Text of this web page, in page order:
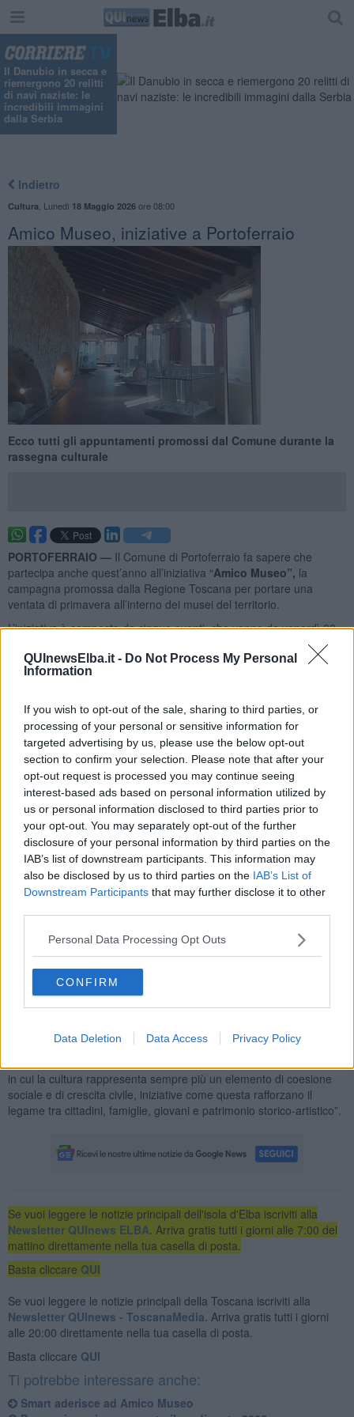
QUInewsElba.it - Do Not Process My Personal
Information
If you wish to opt-out of the sale, sharing to third parties, or
processing of your personal or sensitive information for
targeted advertising by us, please use the below opt-out
section to confirm your selection. Please note that after your
opt-out request is processed you may continue seeing
interest-based ads based on personal information utilized by
us or personal information disclosed to third parties prior to
your opt-out. You may separately opt-out of the further
disclosure of your personal information by third parties on the
IAB’s list of downstream participants. This information may
also be disclosed by us to third parties on the IAB’s List of
Downstream Participants that may further disclose it to other
Personal Data Processing Opt Outs
CONFIRM
Data Deletion Data Access Privacy Policy
Il Danubio in secca e
riemergono 20 relitti
di navi naziste: le
incredibili immagini
dalla Serbia
Indietro
Cultura Lunedì 18 Maggio 2026ore 08:00
Amico Museo, iniziative a Portoferraio
Ecco tutti gli appuntamenti promossi dal Comune durante la
rassegna culturale
PORTOFERRAIO — Il Comune di Portoferraio fa sapere che
partecipa anche quest’anno all’iniziativa “Amico Museo”, la
campagna promossa dalla Regione Toscana per portare una
ventata di primavera all’interno dei musei del territorio.
L’iniziativa è composta da cinque eventi, che vanno da venerdì 22
Si inizierà alle ore 17 di venerdì 22 Maggio presso la Casina dei
Giardini delle Ghiaie, con “Letture ad alta voce” per bambini e
bambine dai 6 ai 12 anni, per proseguire sabato 23 maggio alle 17
alle Fortezze Medicee con la presentazione del libro di Marcello
Camici “Città di Portoferraio. Falcone, Stella, Linguella. Le tre
fortezze di Cosmopoli. Fondazione, Funzione, Struttura”, alla
presenza dell’autore.
Il terzo appuntamento è previsto per venerdì 29 Maggio dalle 17
alle 19 presso l’Area Archeologica della Linguella, con un
laboratorio artistico dedicato alla fascia di età 0 – 6 anni.
Sabato 30 Maggio alle 17,30, sempre presso l’Area Archeologica
Elena Fatichenti “Giardini nascosti di Cosmopoli. La vegetazione fra
le mura di Portoferraio”, alla presenza delle autrici.
L’appuntamento conclusivo è fissato per venerdì 5 Giugno negli
spazi dell’area Archeologica della Linguella con un laboratorio
artistico dedicato alla fascia di età 6 – 12 anni.
Lorenza Burelli - non è soltanto una campagna di promozione: è un
invito a vivere i musei come luoghi dinamici, aperti, capaci di creare
in cui la cultura rappresenta sempre più un elemento di coesione
sociale e di crescita civile, iniziative come questa rafforzano il
legame tra cittadini, famiglie, giovani e patrimonio storico-artistico”.
Se vuoi leggere le notizie principali dell'isola d'Elba iscriviti alla
Newsletter QUInews ELBA. Arriva gratis tutti i giorni alle 7:00 del
mattino direttamente nella tua casella di posta.
Basta cliccare QUI
Se vuoi leggere le notizie principali della Toscana iscriviti alla
Newsletter QUInews - ToscanaMedia. Arriva gratis tutti i giorni
alle 20:00 direttamente nella tua casella di posta.
Basta cliccare QUI
Ti potrebbe interessare anche:
Smart aderisce ad Amico Museo